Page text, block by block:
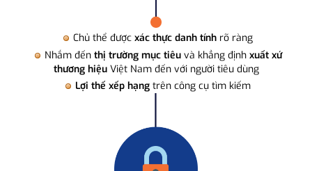
Chủ thể được xác thực danh tính rõ ràng
Nhắm đến thị trường mục tiêuvà khẳng định xuất xứ
thương hiệuViệt Nam đến với người tiêu dùng
Lợi thế xếp hạng trên công cụ tìm kiếm